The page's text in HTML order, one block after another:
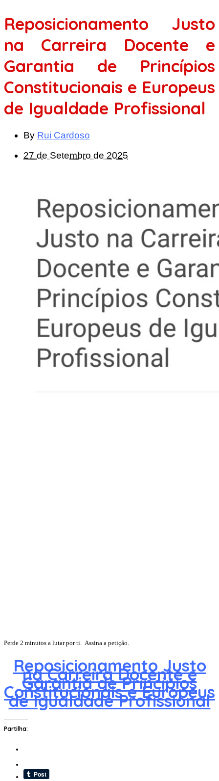
Reposicionamento Justo
na Carreira Docente e
Garantia de Princípios
Constitucionais e Europeus
de Igualdade Profissional
By Rui Cardoso
27 de Setembro de 2025
Perde 2 minutos a lutar por ti. Assina a petição.
Reposicionamento Justo
na Carreira Docente e
Garantia de Princípios
Constitucionais e Europeus
de Igualdade Profissional
Partilha: